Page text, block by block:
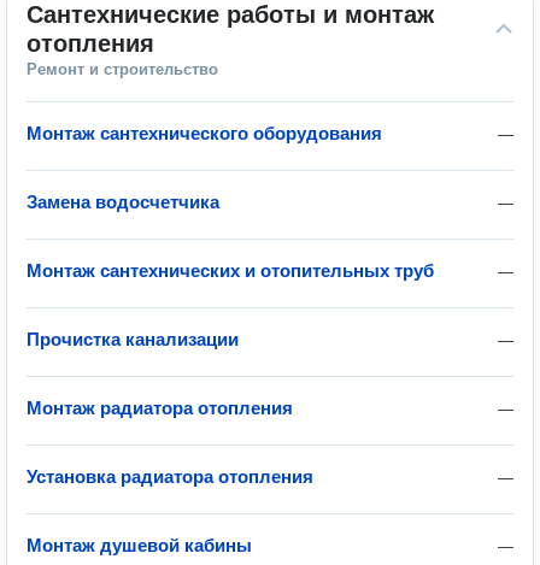
Сантехнические работы и монтаж
отопления
Ремонт и строительство
—
Монтаж сантехнического оборудования
—
Замена водосчетчика
—
Монтаж сантехнических и отопительных труб
—
Прочистка канализации
—
Монтаж радиатора отопления
—
Установка радиатора отопления
—
Монтаж душевой кабины